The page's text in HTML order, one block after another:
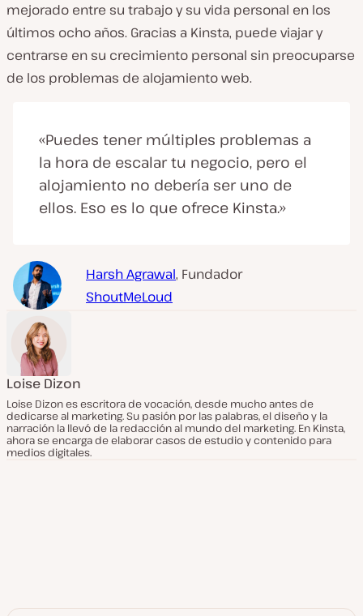
mejorado entre su trabajo y su vida personal en los
últimos ocho años. Gracias a Kinsta, puede viajar y
centrarse en su crecimiento personal sin preocuparse
de los problemas de alojamiento web.
«Puedes tener múltiples problemas a
la hora de escalar tu negocio, pero el
alojamiento no debería ser uno de
ellos. Eso es lo que ofrece Kinsta.»
Harsh Agrawal, Fundador
ShoutMeLoud
Loise Dizon
Loise Dizon es escritora de vocación, desde mucho antes de
dedicarse al marketing. Su pasión por las palabras, el diseño y la
narración la llevó de la redacción al mundo del marketing. En Kinsta,
ahora se encarga de elaborar casos de estudio y contenido para
medios digitales.